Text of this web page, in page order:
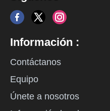
Información :
Contáctanos
Equipo
Únete a nosotros